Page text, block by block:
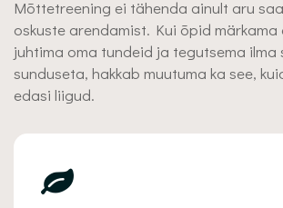
Mõttetreening ei tähenda ainult aru
oskuste arendamist. Kui õpid
juhtima oma tundeid ja tegutsema ilma
sunduseta, hakkab muutuma ka see,
edasi liigud.